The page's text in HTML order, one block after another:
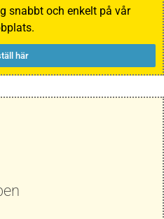
snabbt och enkelt på vår
här